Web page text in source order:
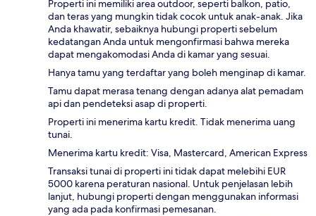
Properti ini memiliki area outdoor, seperti balkon, patio,
dan teras yang mungkin tidak cocok untuk anak-anak. Jika
Anda khawatir, sebaiknya hubungi properti sebelum
kedatangan Anda untuk mengonfirmasi bahwa mereka
dapat mengakomodasi Anda di kamar yang sesuai.
Hanya tamu yang terdaftar yang boleh menginap di kamar.
Tamu dapat merasa tenang dengan adanya alat pemadam
api dan pendeteksi asap di properti.
Properti ini menerima kartu kredit. Tidak menerima uang
tunai.
Menerima kartu kredit: Visa, Mastercard, American Express
Transaksi tunai di properti ini tidak dapat melebihi EUR
5000 karena peraturan nasional. Untuk penjelasan lebih
lanjut, hubungi properti dengan menggunakan informasi
yang ada pada konfirmasi pemesanan.